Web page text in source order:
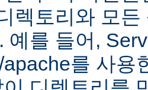
렉토리와 모
예를 들어,
를 사용